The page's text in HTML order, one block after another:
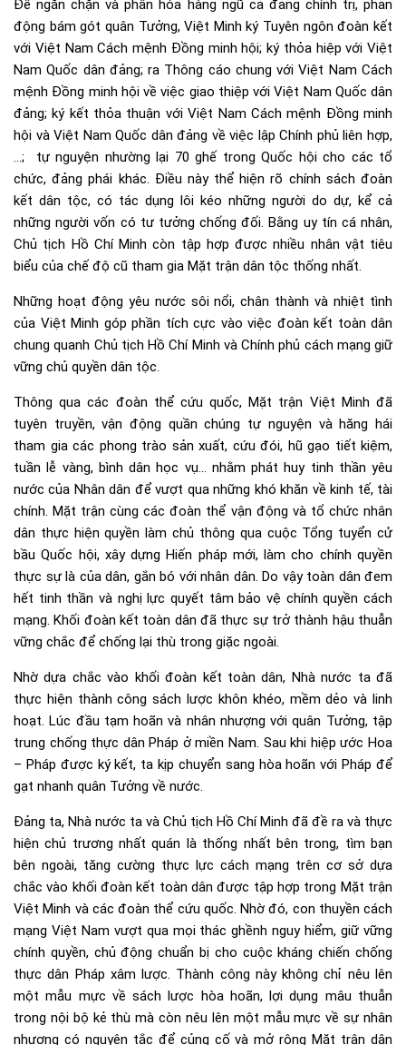
Để ngăn chặn và phân hóa hàng ngũ cả đảng chính trị, phản
động bám gót quân Tưởng, Việt Minh ký Tuyên ngôn đoàn kết
với Việt Nam Cách mệnh Đồng minh hội; ký thỏa hiệp với Việt
Nam Quốc dân đảng; ra Thông cáo chung với Việt Nam Cách
mệnh Đồng minh hội về việc giao thiệp với Việt Nam Quốc dân
đảng; ký kết thỏa thuận với Việt Nam Cách mệnh Đồng minh
hội và Việt Nam Quốc dân đảng về việc lập Chính phủ liên hợp,
…; tự nguyện nhường lại 70 ghế trong Quốc hội cho các tổ
chức, đảng phái khác. Điều này thể hiện rõ chính sách đoàn
kết dân tộc, có tác dụng lôi kéo những người do dự, kể cả
những người vốn có tư tưởng chống đối. Bằng uy tín cá nhân,
Chủ tịch Hồ Chí Minh còn tập hợp được nhiều nhân vật tiêu
biểu của chế độ cũ tham gia Mặt trận dân tộc thống nhất.
Những hoạt động yêu nước sôi nổi, chân thành và nhiệt tình
của Việt Minh góp phần tích cực vào việc đoàn kết toàn dân
chung quanh Chủ tịch Hồ Chí Minh và Chính phủ cách mạng giữ
vững chủ quyền dân tộc.
Thông qua các đoàn thể cứu quốc, Mặt trận Việt Minh đã
tuyên truyền, vận động quần chúng tự nguyện và hăng hái
tham gia các phong trào sản xuất, cứu đói, hũ gạo tiết kiệm,
tuần lễ vàng, bình dân học vụ… nhằm phát huy tinh thần yêu
nước của Nhân dân để vượt qua những khó khăn về kinh tế, tài
chính. Mặt trận cùng các đoàn thể vận động và tổ chức nhân
dân thực hiện quyền làm chủ thông qua cuộc Tổng tuyển cử
bầu Quốc hội, xây dựng Hiến pháp mới, làm cho chính quyền
thực sự là của dân, gắn bó với nhân dân. Do vậy toàn dân đem
hết tinh thần và nghị lực quyết tâm bảo vệ chính quyền cách
mạng. Khối đoàn kết toàn dân đã thực sự trở thành hậu thuẫn
vững chắc để chống lại thù trong giặc ngoài.
Nhờ dựa chắc vào khối đoàn kết toàn dân, Nhà nước ta đã
thực hiện thành công sách lược khôn khéo, mềm dẻo và linh
hoạt. Lúc đầu tạm hoãn và nhân nhượng với quân Tưởng, tập
trung chống thực dân Pháp ở miền Nam. Sau khi hiệp ước Hoa
– Pháp được ký kết, ta kịp chuyển sang hòa hoãn với Pháp để
gạt nhanh quân Tưởng về nước.
Đảng ta, Nhà nước ta và Chủ tịch Hồ Chí Minh đã đề ra và thực
hiện chủ trương nhất quán là thống nhất bên trong, tìm bạn
bên ngoài, tăng cường thực lực cách mạng trên cơ sở dựa
chắc vào khối đoàn kết toàn dân được tập hợp trong Mặt trận
Việt Minh và các đoàn thể cứu quốc. Nhờ đó, con thuyền cách
mạng Việt Nam vượt qua mọi thác ghềnh nguy hiểm, giữ vững
chính quyền, chủ động chuẩn bị cho cuộc kháng chiến chống
thực dân Pháp xâm lược. Thành công này không chỉ nêu lên
một mẫu mực về sách lược hòa hoãn, lợi dụng mâu thuẫn
trong nội bộ kẻ thù mà còn nêu lên một mẫu mực về sự nhân
nhượng có nguyên tắc để củng cố và mở rộng Mặt trận dân